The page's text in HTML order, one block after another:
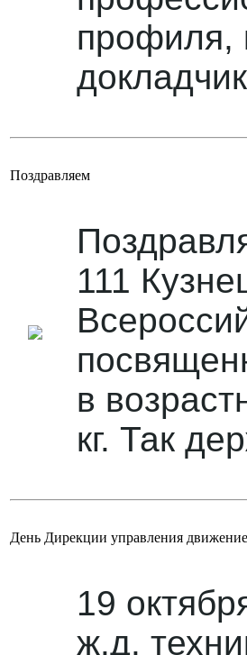
профиля,
Поздравляем
111
в
кг. Так
День Дирекции управления
19
ж.д.